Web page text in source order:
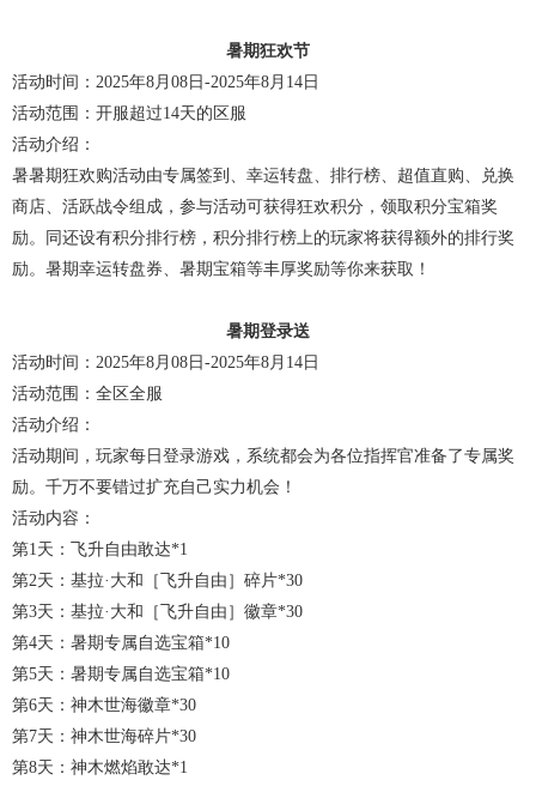
暑期狂欢节
活动时间：2025年8月08日-2025年8月14日
活动范围：开服超过14天的区服
活动介绍：
暑暑期狂欢购活动由专属签到、幸运转盘、排行榜、超值直购、兑换
商店、活跃战令组成，参与活动可获得狂欢积分，领取积分宝箱奖
励。同还设有积分排行榜，积分排行榜上的玩家将获得额外的排行奖
励。暑期幸运转盘券、暑期宝箱等丰厚奖励等你来获取！
暑期登录送
活动时间：2025年8月08日-2025年8月14日
活动范围：全区全服
活动介绍：
活动期间，玩家每日登录游戏，系统都会为各位指挥官准备了专属奖
励。千万不要错过扩充自己实力机会！
活动内容：
第1天：飞升自由敢达*1
第2天：基拉·大和［飞升自由］碎片*30
第3天：基拉·大和［飞升自由］徽章*30
第4天：暑期专属自选宝箱*10
第5天：暑期专属自选宝箱*10
第6天：神木世海徽章*30
第7天：神木世海碎片*30
第8天：神木燃焰敢达*1